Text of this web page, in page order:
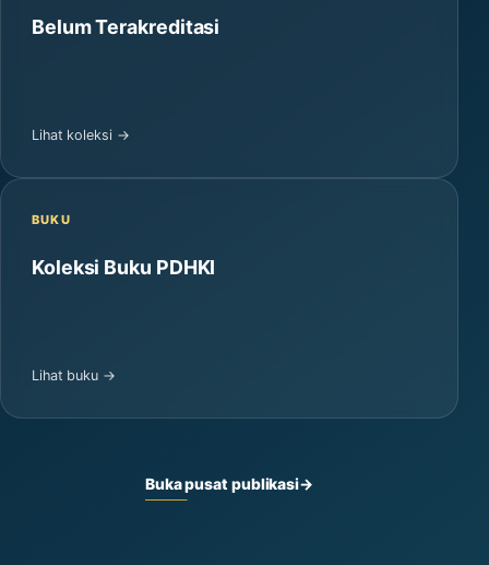
Belum Terakreditasi
Lihat koleksi →
BUKU
Koleksi Buku PDHKI
Lihat buku →
Buka pusat publikasi→